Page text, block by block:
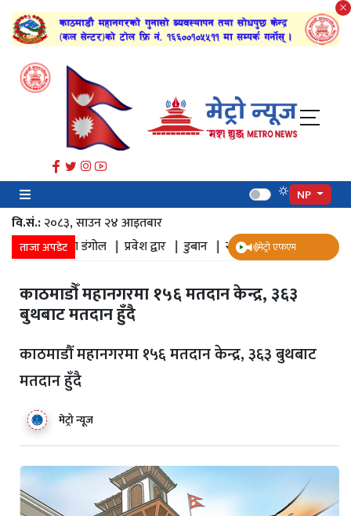
NP
वि.सं.:२०८३, साउन २४ आइतबार​
ताजा अपडेट
सुनिता डंगोल |प्रवेश द्वार |डुबान |सम्यक |पञ्चदान |खाना
मेट्रो एफएम
काठमाडौँ महानगरमा १५६ मतदान केन्द्र, ३६३
बुथबाट मतदान हुँदै
काठमाडौँ महानगरमा १५६ मतदान केन्द्र, ३६३ बुथबाट
मतदान हुँदै
मेट्रो न्यूज